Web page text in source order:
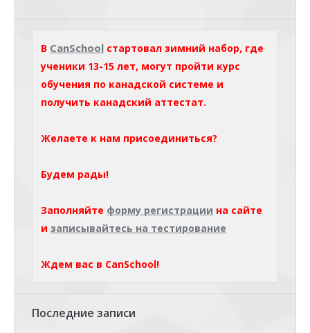
В CanSchool стартовал зимний набор, где
ученики 13-15 лет, могут пройти курс
обучения по канадской системе и
получить канадский аттестат.
Желаете к нам присоединиться?
Будем рады!
Заполняйте форму регистрации на сайте
и записывайтесь на тестирование
Ждем вас в CanSchool!
Последние записи